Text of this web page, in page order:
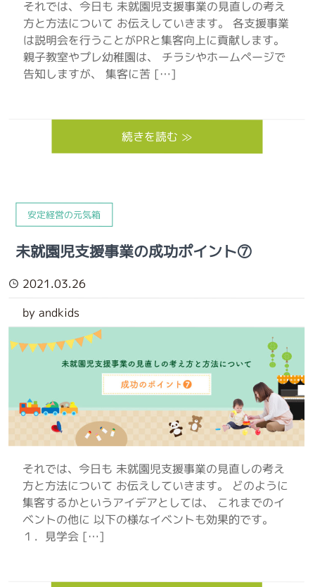
それでは、今日も 未就園児支援事業の見直しの考え
方と方法について お伝えしていきます。 各支援事業
は説明会を行うことがPRと集客向上に貢献します。
親子教室やプレ幼稚園は、 チラシやホームページで
告知しますが、 集客に苦 […]
続きを読む ≫
安定経営の元気箱
未就園児支援事業の成功ポイント⑦
2021.03.26
by andkids
それでは、今日も 未就園児支援事業の見直しの考え
方と方法について お伝えしていきます。 どのように
集客するかというアイデアとしては、 これまでのイ
ベントの他に 以下の様なイベントも効果的です。
１．見学会 […]